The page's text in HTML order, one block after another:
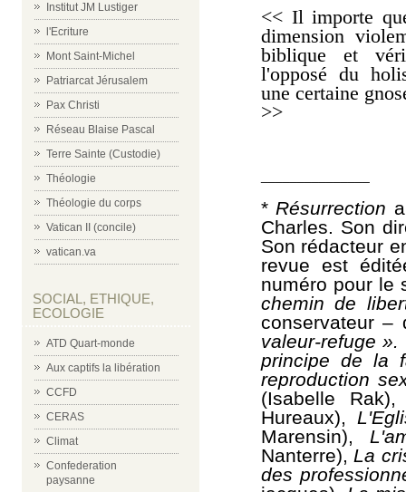
Institut JM Lustiger
l'Ecriture
Mont Saint-Michel
Patriarcat Jérusalem
Pax Christi
Réseau Blaise Pascal
Terre Sainte (Custodie)
Théologie
Théologie du corps
Vatican II (concile)
vatican.va
SOCIAL, ETHIQUE,
ECOLOGIE
ATD Quart-monde
Aux captifs la libération
CCFD
CERAS
Climat
Confederation
paysanne
<< Il importe
dimension
biblique et
l'opposé du
une certaine
>>
* Résurrection
Charles. Son
Son rédacteur
revue est
numéro pour le
cheminde
conservateur –
valeur-refuge ».
principe de la
reproduction
(Isabelle
Hureaux),
Marensin),
Nanterre), La
des